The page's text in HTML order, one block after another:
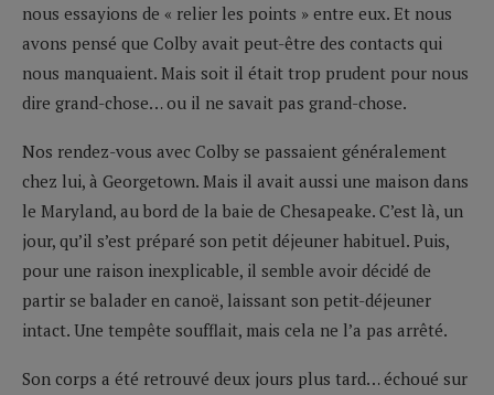
nous essayions de « relier les points » entre eux. Et nous
avons pensé que Colby avait peut-être des contacts qui
nous manquaient. Mais soit il était trop prudent pour nous
dire grand-chose… ou il ne savait pas grand-chose.
Nos rendez-vous avec Colby se passaient généralement
chez lui, à Georgetown. Mais il avait aussi une maison dans
le Maryland, au bord de la baie de Chesapeake. C’est là, un
jour, qu’il s’est préparé son petit déjeuner habituel. Puis,
pour une raison inexplicable, il semble avoir décidé de
partir se balader en canoë, laissant son petit-déjeuner
intact. Une tempête soufflait, mais cela ne l’a pas arrêté.
Son corps a été retrouvé deux jours plus tard… échoué sur